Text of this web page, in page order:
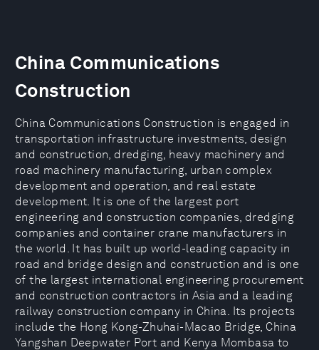
China Communications
Construction
China Communications Construction is engaged in
transportation infrastructure investments, design
and construction, dredging, heavy machinery and
road machinery manufacturing, urban complex
development and operation, and real estate
development. It is one of the largest port
engineering and construction companies, dredging
companies and container crane manufacturers in
the world. It has built up world-leading capacity in
road and bridge design and construction and is one
of the largest international engineering procurement
and construction contractors in Asia and a leading
railway construction company in China. Its projects
include the Hong Kong-Zhuhai-Macao Bridge, China
Yangshan Deepwater Port and Kenya Mombasa to